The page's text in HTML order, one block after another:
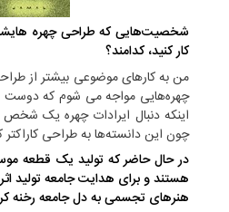
شخصیت‌هایی که طراحی چهره
کار کنید، کدامند؟
من به کار‌های موضوعی بیشتر از
چهره‌هایی مواجه می شوم که دوست
اینکه دنبال ایرادات چهره یک
چون این دانسته‌ها به طراحی
در حال حاضر که تولید یک قطعه
هستند و برای هدایت جامعه تولید
هنر‌های تجسمی به دل جامعه رخنه